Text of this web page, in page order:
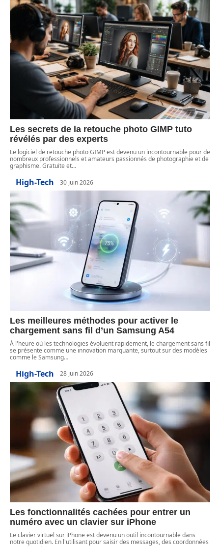
Les secrets de la retouche photo GIMP tuto
révélés par des experts
Le logiciel de retouche photo GIMP est devenu un incontournable pour de
nombreux professionnels et amateurs passionnés de photographie et de
graphisme. Gratuite et…
High-Tech 30 juin 2026
Les meilleures méthodes pour activer le
chargement sans fil d’un Samsung A54
À l'heure où les technologies évoluent rapidement, le chargement sans fil
se présente comme une innovation marquante, surtout sur des modèles
comme le Samsung…
High-Tech 28 juin 2026
Les fonctionnalités cachées pour entrer un
numéro avec un clavier sur iPhone
Le clavier virtuel sur iPhone est devenu un outil incontournable dans
notre quotidien. En l'utilisant pour saisir des messages, des coordonnées